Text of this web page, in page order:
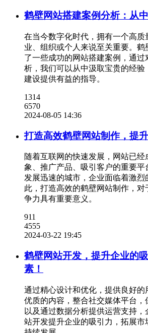
鹤壁网站搭建案例分析：从
在当今数字化时代，拥有一个高质
业、组织或个人来说至关重要。鹤
了一些成功的网站搭建案例，通过
析，我们可以从中汲取宝贵的经验
建设提供有益的指导。
1314
6570
2024-08-05 14:36
打造高效鹤壁网站制作，提
随着互联网的快速发展，网站已经
象、推广产品、吸引客户的重要平
发展迅速的城市，企业面临着激烈
此，打造高效的鹤壁网站制作，对
争力具有重要意义。
911
4555
2024-03-22 19:45
鹤壁网站开发，提升企业的
素！
通过精心设计和优化，提供良好的
优质的内容，整合社交媒体平台，
以及通过数据分析提供运营支持，
站开发提升企业的吸引力，拓展市